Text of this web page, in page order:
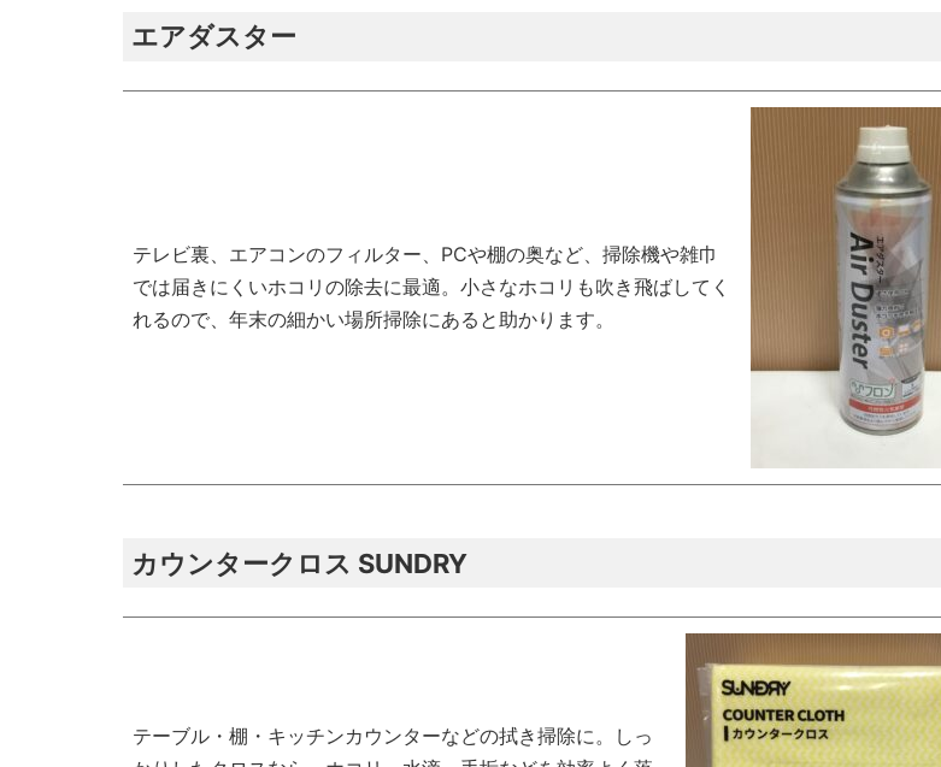
エアダスター
テレビ裏、エアコンのフィルター、PCや棚の奥など、掃除機や雑巾
では届きにくいホコリの除去に最適。小さなホコリも吹き飛ばしてく
れるので、年末の細かい場所掃除にあると助かります。
カウンタークロス SUNDRY
テーブル・棚・キッチンカウンターなどの拭き掃除に。しっ